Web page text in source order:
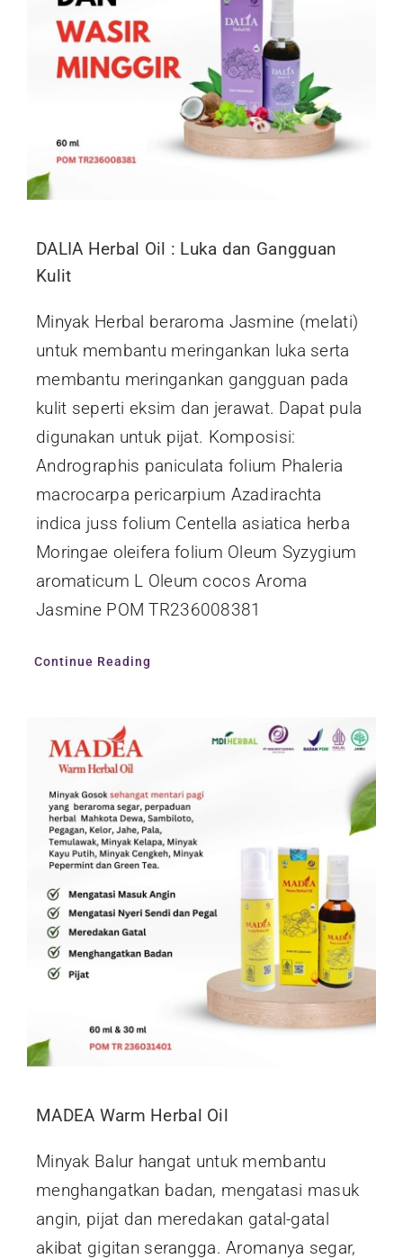
DALIA Herbal Oil : Luka dan Gangguan
Kulit
Minyak Herbal beraroma Jasmine (melati)
untuk membantu meringankan luka serta
membantu meringankan gangguan pada
kulit seperti eksim dan jerawat. Dapat pula
digunakan untuk pijat. Komposisi:
Andrographis paniculata folium Phaleria
macrocarpa pericarpium Azadirachta
indica juss folium Centella asiatica herba
Moringae oleifera folium Oleum Syzygium
aromaticum L Oleum cocos Aroma
Jasmine POM TR236008381
Continue Reading
MADEA Warm Herbal Oil
Minyak Balur hangat untuk membantu
menghangatkan badan, mengatasi masuk
angin, pijat dan meredakan gatal-gatal
akibat gigitan serangga. Aromanya segar,